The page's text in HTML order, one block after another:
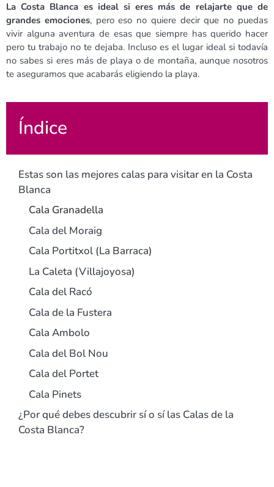
La Costa Blanca es ideal si eres más de relajarte que de
grandes emociones, pero eso no quiere decir que no puedas
vivir alguna aventura de esas que siempre has querido hacer
pero tu trabajo no te dejaba. Incluso es el lugar ideal si todavía
no sabes si eres más de playa o de montaña, aunque nosotros
te aseguramos que acabarás eligiendo la playa.
Índice
Estas son las mejores calas para visitar en la Costa
Blanca
Cala Granadella
Cala del Moraig
Cala Portitxol (La Barraca)
La Caleta (Villajoyosa)
Cala del Racó
Cala de la Fustera
Cala Ambolo
Cala del Bol Nou
Cala del Portet
Cala Pinets
¿Por qué debes descubrir sí o sí las Calas de la
Costa Blanca?